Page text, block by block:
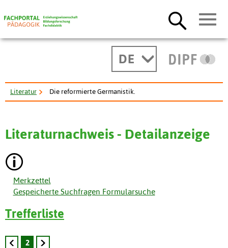
DE
Literatur Die reformierte Germanistik.
Literaturnachweis - Detailanzeige
Merkzettel
Gespeicherte Suchfragen Formularsuche
Trefferliste
2